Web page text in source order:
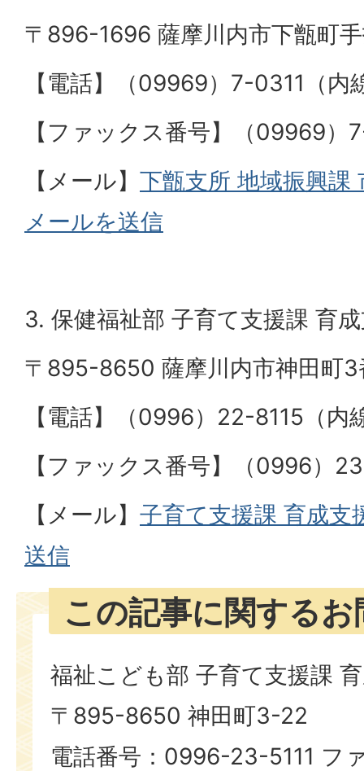
〒896-1696 薩摩川内市下甑町
【電話】（09969）7-0311（内
【ファックス番号】（09969）
【メール】 下甑支所 地域振興課
メールを送信
3. 保健福祉部 子育て支援課 育
〒895-8650 薩摩川内市神田町
【電話】（0996）22-8115（内
【ファックス番号】（0996）
【メール】 子育て支援課 育成支
送信
この記事に関する
福祉こども部 子育て支援課
〒895-8650 神田町3-22
電話番号：0996-23-5111 フ